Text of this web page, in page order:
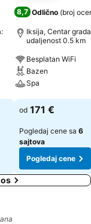
8,7 Odlično (broj
Iksija, Centar
udaljenost 0.5 km
Besplatan WiFi
Bazen
Spa
Pogledaj cene
od 171 €
Pogledaj cene sa 6
sajtova
Pogledaj cene